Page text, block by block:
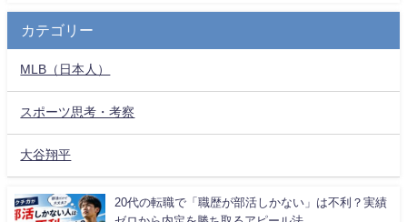
カテゴリー
MLB（日本人）
スポーツ思考・考察
大谷翔平
20代の転職で「職歴が部活しかない」は不利？実績